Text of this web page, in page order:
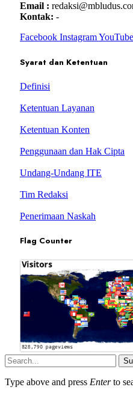
Email :
Kontak: -
Facebook InstagramYouTube
Syarat dan Ketentuan
Definisi
Ketentuan Layanan
Ketentuan Konten
Penggunaan dan Hak Cipta
Undang-Undang ITE
Tim Redaksi
Penerimaan Naskah
Flag Counter
Type above and press Enterto